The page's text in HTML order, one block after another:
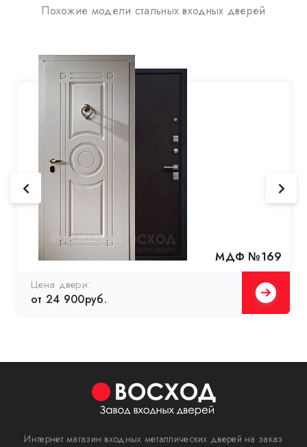
Похожие модели стальных входных дверей
МДФ №169
Цена двери:
от 24 900руб.
Интернет магазин входных металлических дверей на заказ